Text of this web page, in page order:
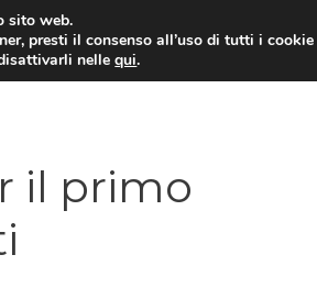
PRESTITI
il primo
sito web.
presti il consenso all’uso di tutti i cookie
nellequi.